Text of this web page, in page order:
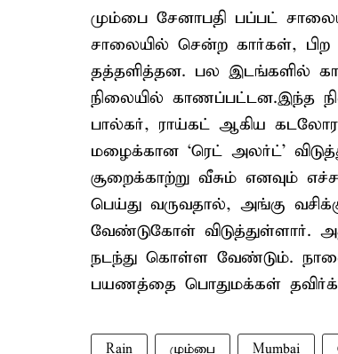
மும்பை சேனாபதி பப்பட்
சாலையில் சென்ற கார்கள்,
தத்தளித்தன. பல இடங்களில்
நிலையில் காணப்பட்டன.இந்த
பால்கர், ராய்கட் ஆகிய
மழைக்கான ‘ரெட் அலர்ட்’
சூறைக்காற்று வீசும் எனவும்
பெய்து வருவதால், அங்கு
வேண்டுகோள் விடுத்துள்ளார்.
நடந்து கொள்ள வேண்டும்.
பயணத்தை பொதுமக்கள்
Rain மும்பை Mumbai